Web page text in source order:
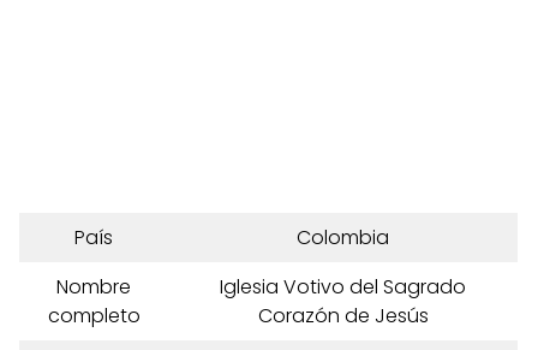
País
Colombia
Nombre
completo
Iglesia Votivo del Sagrado
Corazón de Jesús